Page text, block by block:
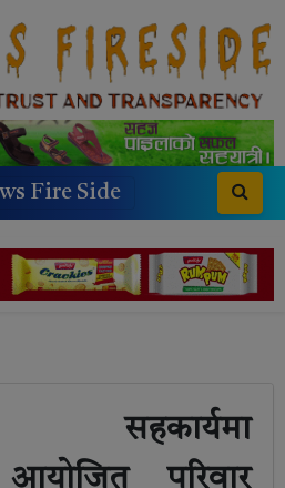
Fire Side
सहकार्यमा
आयोजित परिवार